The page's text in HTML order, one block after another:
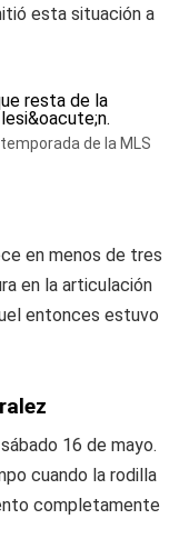
esta situación a
de la MLS
en menos de tres
en la articulación
entonces estuvo
16 de mayo.
cuando la rodilla
completamente